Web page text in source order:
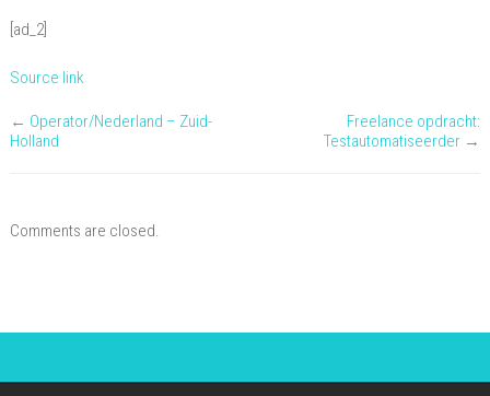
[ad_2]
Source link
← Operator/Nederland – Zuid-
Holland
Freelance opdracht:
Testautomatiseerder →
Comments are closed.